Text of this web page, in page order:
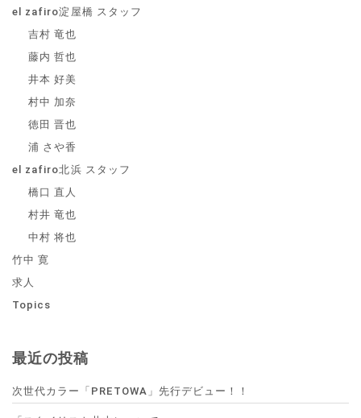
el zafiro淀屋橋 スタッフ
吉村 竜也
藤内 哲也
井本 好美
村中 加奈
徳田 晋也
浦 さや香
el zafiro北浜 スタッフ
橋口 直人
村井 竜也
中村 将也
竹中 寛
求人
Topics
最近の投稿
次世代カラー「PRETOWA」先行デビュー！！